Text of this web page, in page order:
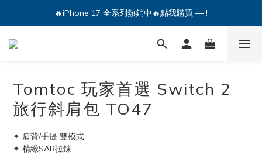
🔥iPhone 17 全系列熱銷中🔥點我購買 — !
🔥iPhone 17 全系列熱銷中🔥點我購買 — !
💕加入Q哥 Line 新好友領優惠券！🎫
Tomtoc 玩家首選 Switch 2
旅行斜肩包 TO47
✦ 肩背/手提 雙模式
✦ 精緻SAB拉錬